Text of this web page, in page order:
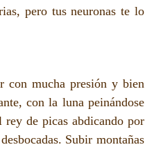
pero tus neuronas te lo
con mucha presión y bien
con la luna peinándose
rey de picas abdicando por
Subir montañas